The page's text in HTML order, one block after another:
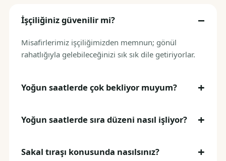
İşçiliğiniz güvenilir mi?
Misafirlerimiz işçiliğimizden memnun; gönül
rahatlığıyla gelebileceğinizi sık sık dile getiriyorlar.
Yoğun saatlerde çok bekliyor muyum?
Yoğun saatlerde sıra düzeni nasıl işliyor?
Sakal tıraşı konusunda nasılsınız?